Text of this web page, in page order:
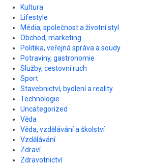
Kultura
Lifestyle
Média, společnost a životní styl
Obchod, marketing
Politika, veřejná správa a soudy
Potraviny, gastronomie
Služby, cestovní ruch
Sport
Stavebnictví, bydlení a reality
Technologie
Uncategorized
Věda
Věda, vzdělávání a školství
Vzdělávání
Zdraví
Zdravotnictví